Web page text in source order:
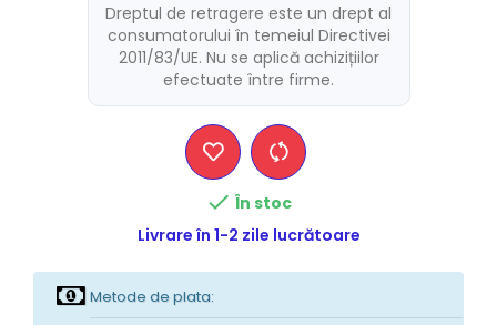
Dreptul de retragere este un drept al
consumatorului în temeiul Directivei
2011/83/UE. Nu se aplică achizițiilor
efectuate între firme.
 În stoc
Livrare în 1-2 zile lucrătoare
Metode de plata: